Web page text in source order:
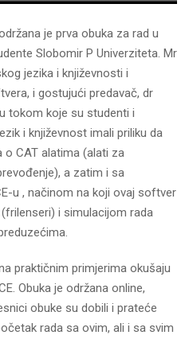
je prva obuka za rad u
Slobomir P Univerziteta. Mr
jezika i književnosti i
i gostujući predavač, dr
tokom koje su studenti i
i književnost imali priliku da
CAT alatima (alati za
a zatim i sa
u , načinom na koji ovaj softver
i simulacijom rada
praktičnim primjerima okušaju
Obuka je održana online,
obuke su dobili i prateće
rada sa ovim, ali i sa svim